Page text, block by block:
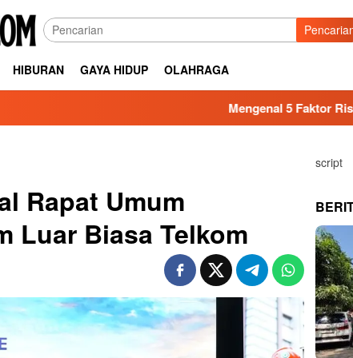
HIBURAN GAYA HIDUP OLAHRAGA
Mengenal 5 Faktor Risiko
Rapat Umum
Luar Biasa Telkom
script